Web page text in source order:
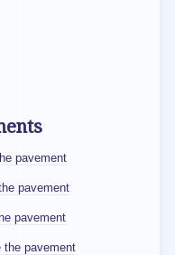
pavement
pavement
pavement
the pavement